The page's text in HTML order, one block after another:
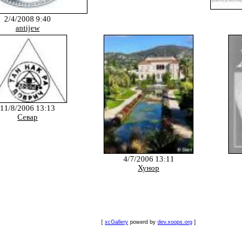
2/4/2008 9:40
antijew
11/8/2006 13:13
Севар
4/7/2006 13:11
Хунор
[ xcGallery powerd by dev.xoops.org ]